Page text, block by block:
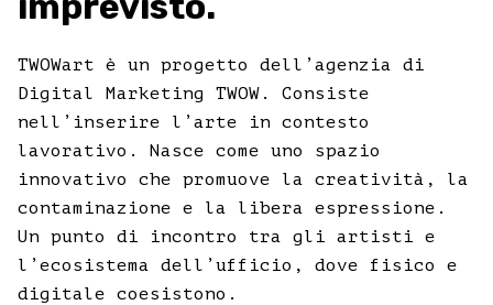
TWOWart è un progetto dell’agenzia di
Digital Marketing TWOW. Consiste
nell’inserire l’arte in contesto
lavorativo. Nasce come uno spazio
innovativo che promuove la creatività, la
contaminazione e la libera espressione.
Un punto di incontro tra gli artisti e
l’ecosistema dell’ufficio, dove fisico e
digitale coesistono.